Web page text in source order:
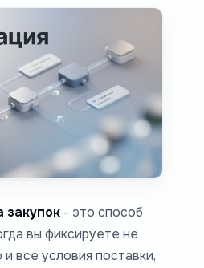
закупок - это способ
вы фиксируете не
все условия поставки,